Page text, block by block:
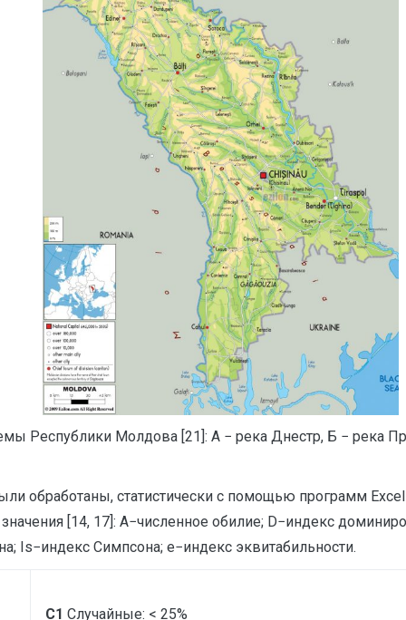
Республики Молдова [21]: А − река Днестр, Б − река
обработаны, статистически с помощью программ
[14, 17]: A−численное обилие; D−индекс
Is−индекс Симпсона; e−индекс эквитабильности.
C1 Случайные: < 25%